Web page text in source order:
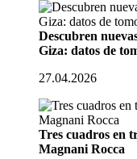
Descubren
Giza: datos de
27.04.2026
Tres cuadros en
Magnani Rocca